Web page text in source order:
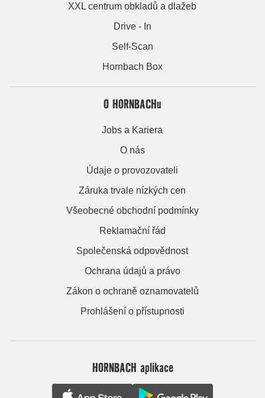
XXL centrum obkladů a dlažeb
Drive - In
Self-Scan
Hornbach Box
O HORNBACHu
Jobs a Kariera
O nás
Údaje o provozovateli
Záruka trvale nízkých cen
Všeobecné obchodní podmínky
Reklamační řád
Společenská odpovědnost
Ochrana údajů a právo
Zákon o ochraně oznamovatelů
Prohlášení o přístupnosti
HORNBACH aplikace